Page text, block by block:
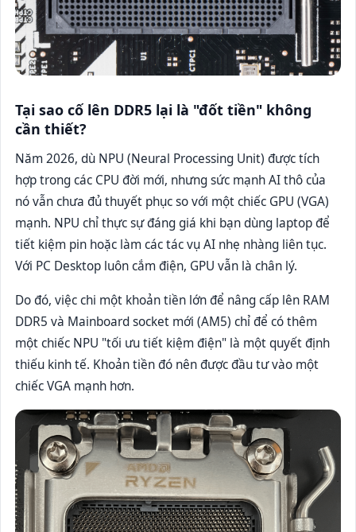
Tại sao cố lên DDR5 lại là "đốt tiền" không
cần thiết?
Năm 2026, dù NPU (Neural Processing Unit) được tích
hợp trong các CPU đời mới, nhưng sức mạnh AI thô của
nó vẫn chưa đủ thuyết phục so với một chiếc GPU (VGA)
mạnh. NPU chỉ thực sự đáng giá khi bạn dùng laptop để
tiết kiệm pin hoặc làm các tác vụ AI nhẹ nhàng liên tục.
Với PC Desktop luôn cắm điện, GPU vẫn là chân lý.
Do đó, việc chi một khoản tiền lớn để nâng cấp lên RAM
DDR5 và Mainboard socket mới (AM5) chỉ để có thêm
một chiếc NPU "tối ưu tiết kiệm điện" là một quyết định
thiếu kinh tế. Khoản tiền đó nên được đầu tư vào một
chiếc VGA mạnh hơn.